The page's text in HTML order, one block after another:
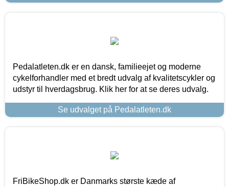
Pedalatleten.dk er en dansk, familieejet og moderne
cykelforhandler med et bredt udvalg af kvalitetscykler og
udstyr til hverdagsbrug. Klik her for at se deres udvalg.
Se udvalget på Pedalatleten.dk
FriBikeShop.dk er Danmarks største kæde af